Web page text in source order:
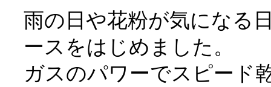
雨の日や花粉が気になる
ースをはじめました。
ガスのパワーでスピード